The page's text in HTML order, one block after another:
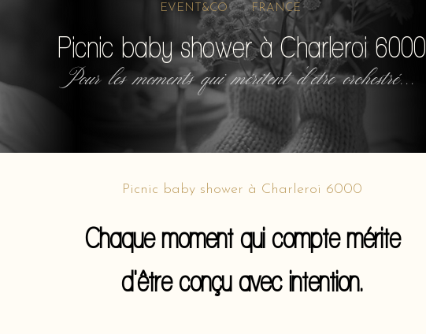
EVENT&CO FRANCE
Picnic baby shower à Charleroi 6000
Pour les moments qui méritent d'etre orchestré...
Picnic baby shower à Charleroi 6000
Chaque moment qui compte mérite
d'être conçu avec intention.